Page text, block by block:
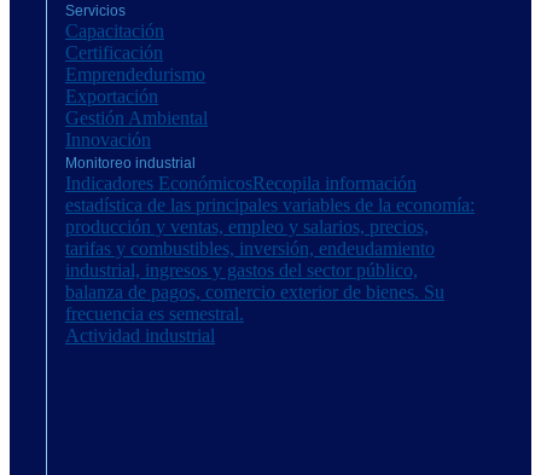
Servicios
Capacitación
Certificación
Emprendedurismo
Exportación
Gestión Ambiental
Innovación
Monitoreo industrial
Indicadores EconómicosRecopila información
estadística de las principales variables de la economía:
producción y ventas, empleo y salarios, precios,
tarifas y combustibles, inversión, endeudamiento
industrial, ingresos y gastos del sector público,
balanza de pagos, comercio exterior de bienes. Su
frecuencia es semestral.
Actividad industrial